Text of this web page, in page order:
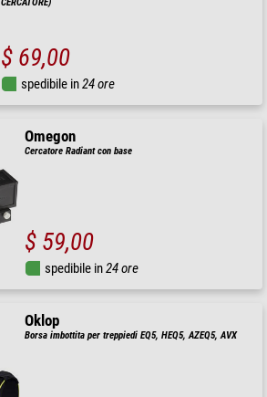
CERCATORE)
$ 69,00
spedibile in24 ore
Omegon
Cercatore Radiant con base
$ 59,00
spedibile in24 ore
Oklop
Borsa imbottita per treppiedi EQ5, HEQ5, AZEQ5, AVX